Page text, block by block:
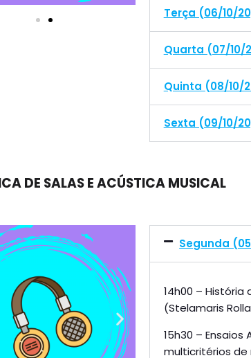
Terça (06/10/
Quarta (07/10/
Quinta (08/10/
Sexta (09/10/
DE SALAS E ACÚSTICA MUSICAL
Segunda
14h00 – História
(Stelamaris
15h30 –
multicritérios de